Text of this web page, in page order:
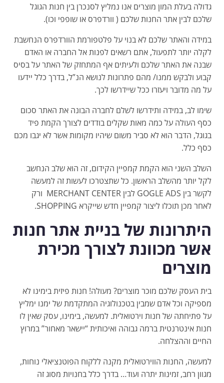
גדולה בעלת המון מוצרים אנו נמליץ לסנכרן בין חנות הגוגל
שלכם לבין אתר החנות שלכם ( וורדפרס או שופפי וכו).
במידה והאתר שלכם לא בנוי על פלטפורמת הוורדפרס הנחשבת
לקלה יותר לתפעול, אתם רשאים לפנות אל החברה או האדם
שבנה את האתר שלכם ולעיתים אף המתחזק של האתר על בסיס
קבוע ולבקש ממנו/ מהם פתרונות לנושא הנ”ל, בדרך כלל יידעו
על מה מדובר ויעזרו ככל שיידרשו לכך.
שימו לב, במידה ותידרשו לשלם לחברה הבונה את האתר סכום
כסף העולה על כמה מאות שקלים בודדים לצורך הקמת פיד
בגוגל, הדבר הוא לא סביר משום שיהיו מקומות אשר לא יגבו מכם
כסף כלל.
השלב השני הוא הקמת קמפיין הקידום, זה הוא שלב הנחשב
לקל יותר מהשלב הראשון. כל שתצטרכו לעשות זה למעשה
לקשר בין GOGLE ADS לבין MERCHANT CENTER ורק
לאחר מכן תוכלו ליצור קמפיין חדש שייקרא SHOPPING.
היתרונות של בניית אתר חנות
אשר מכוונת לצורך מכירת
מוצרים
בית העסק שלכם מוכר מוצרים? מעולה! חנות פיזית בימינו לא
מספיקה וכל אדם שמבין בטכנולוגיה המתקדמת של ימנו ימליץ
על פתיחתה של חנות וירטואלית. למעשה, בימינו, עסק שאין לו
חנות אינטרנטית ברמה גבוהה ואיכותית “יישאר מאחור” במרוץ
החיים וההצלחה.
למעשה, החנות הווירטואלית מקנה ללקוח הפוטנציאלי נוחות,
מגוון רחב, זמינות יתרה ועוד… בדרך כלל בחנויות מסוג זה